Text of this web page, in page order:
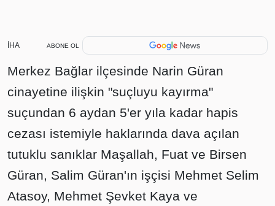
İHA ABONE OL
Merkez Bağlar ilçesinde Narin Güran
cinayetine ilişkin "suçluyu kayırma"
suçundan 6 aydan 5'er yıla kadar hapis
cezası istemiyle haklarında dava açılan
tutuklu sanıklar Maşallah, Fuat ve Birsen
Güran, Salim Güran'ın işçisi Mehmet Selim
Atasoy, Mehmet Şevket Kaya ve